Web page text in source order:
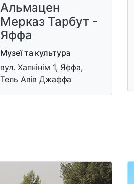
Альмацен
Мерказ Тарбут -
Яффа
Музеї та культура
вул. Хапнінім 1, Яффа,
Тель Авів Джаффа